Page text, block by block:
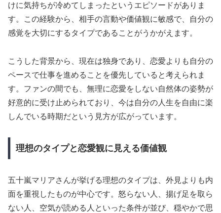
けに気持ちが冷めてしまったというエピソードがありま
す。この経験から、相手の言動や価値観に敏感で、自分の
感覚を大切にするタイプであることがうかがえます。
こうした背景から、現在は独身であり、恋愛よりも自分の
ペースで仕事を進めることを優先していると考えられま
す。ファンの間でも、無理に恋愛をしない自然体の姿勢が
好意的に受け止められており、今は自分の人生を自由に楽
しんでいる時期だという見方が広がっています。
理想のタイプと恋愛観に見える価値観
五十嵐マリアさんが挙げる理想のタイプは、外見よりも内
面を重視したものが中心です。怒らない人、揚げ足を取ら
ない人、空気が読める人といった条件が並び、穏やかで思